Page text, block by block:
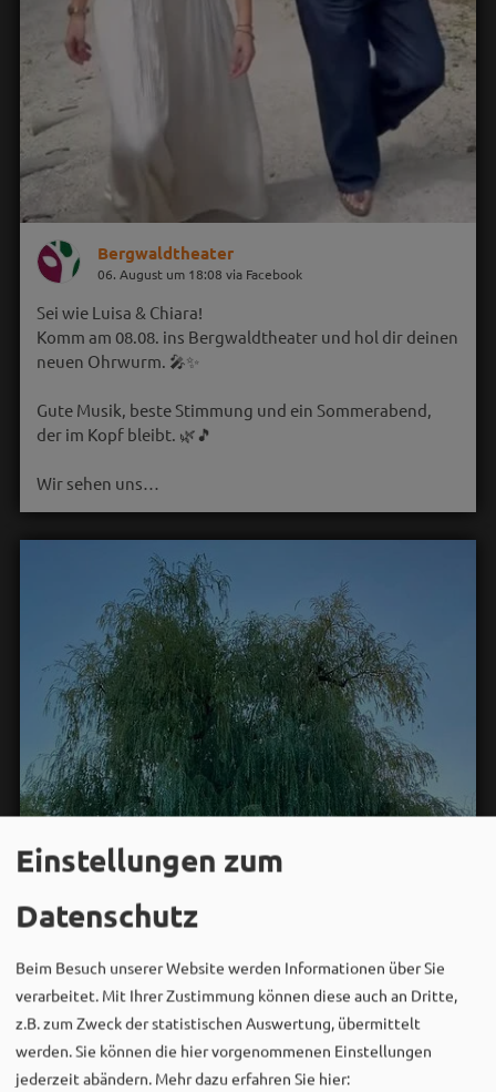
Bergwaldtheater
06. August um 18:08 via Facebook
Sei wie Luisa & Chiara!
Komm am 08.08. ins Bergwaldtheater und hol dir deinen
neuen Ohrwurm. 🎤✨
Gute Musik, beste Stimmung und ein Sommerabend,
der im Kopf bleibt. 🌿🎵
Wir sehen uns…
Einstellungen zum
Datenschutz
Beim Besuch unserer Website werden Informationen über Sie
verarbeitet. Mit Ihrer Zustimmung können diese auch an Dritte,
z.B. zum Zweck der statistischen Auswertung, übermittelt
werden. Sie können die hier vorgenommenen Einstellungen
jederzeit abändern. Mehr dazu erfahren Sie hier: